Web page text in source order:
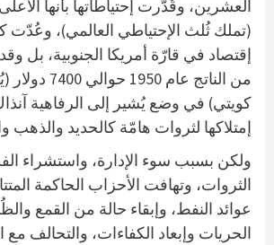
العشرين، وقُدّرت إحتياطاتها بأنها
(تملك ثُلث الإحتياطي العالمي)، وعُدّت
إقتصاد في قارّة أمريكا الجنوبية، بل
كويتي) في وضع يُشير إلى الرفاهية
إمتلاكها لثروات هامّة كالحديد والذهب
ولكن بسبب سوء الإدارة، واستشراء
الثروات، وتهافت الأحزاب الحاكمة
عوائد النفط، وإبقاء حالة من القمع
الحريات وإبعاد الكفاءات، والتحالف مع